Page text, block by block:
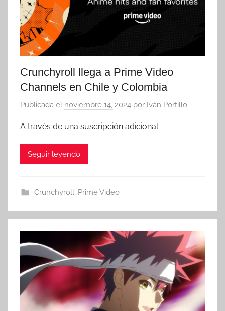
Crunchyroll llega a Prime Video
Channels en Chile y Colombia
Publicada el noviembre 14, 2024 por Iván Portillo
A través de una suscripción adicional.
Seguir leyendo
Crunchyroll, Prime Video